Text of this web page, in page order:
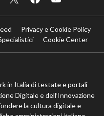
Privacy e Cookie Policy
Cookie Center
in Italia di testate e portali
Digitale e dell’Innovazione
la cultura digitale e